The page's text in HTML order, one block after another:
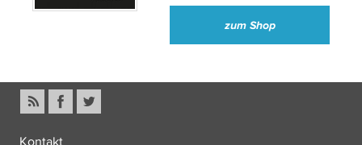
zum Shop
Kontakt